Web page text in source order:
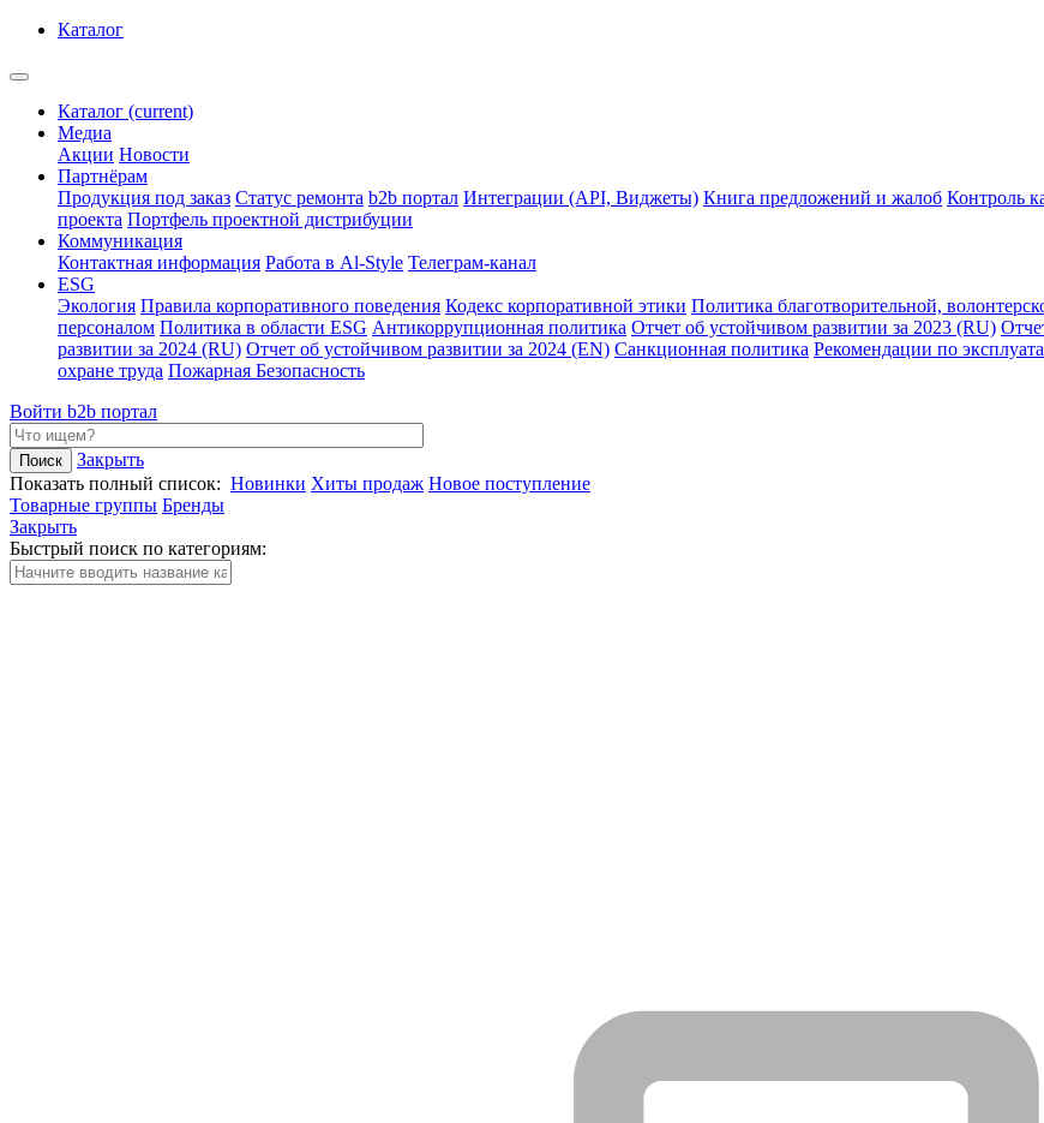
Каталог
Каталог (current)
Медиа
Акции Новости
Партнёрам
Продукция под заказ Статус ремонта b2b портал Интеграции (API, Виджеты) Книга предложений и жалоб Контроль
проекта Портфель проектной дистрибуции
Коммуникация
Контактная информация Работа в Al-Style Телеграм-канал
ESG
Экология Правила корпоративного поведения Кодекс корпоративной этики Политика благотворительной,
персоналом Политика в области ESG Антикоррупционная политика Отчет об устойчивом развитии за 2023 (RU)
развитии за 2024 (RU) Отчет об устойчивом развитии за 2024 (EN) Санкционная политика Рекомендации по
охране труда Пожарная Безопасность
Войти b2b портал
Закрыть
Показать полный список: Новинки Хиты продаж Новое поступление
Товарные группы Бренды
Закрыть
Быстрый поиск по категориям: